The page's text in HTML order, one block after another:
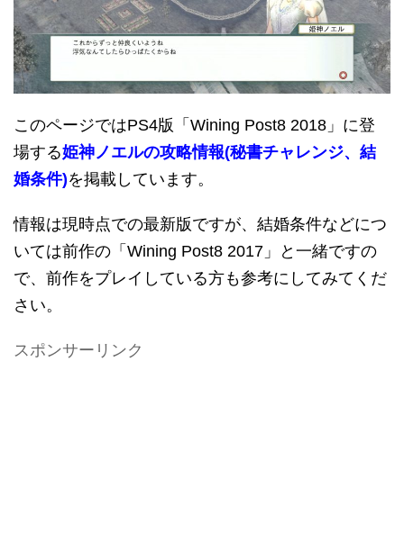
このページではPS4版「Wining Post8 2018」に登
場する姫神ノエルの攻略情報(秘書チャレンジ、結
婚条件)を掲載しています。
情報は現時点での最新版ですが、結婚条件などにつ
いては前作の「Wining Post8 2017」と一緒ですの
で、前作をプレイしている方も参考にしてみてくだ
さい。
スポンサーリンク